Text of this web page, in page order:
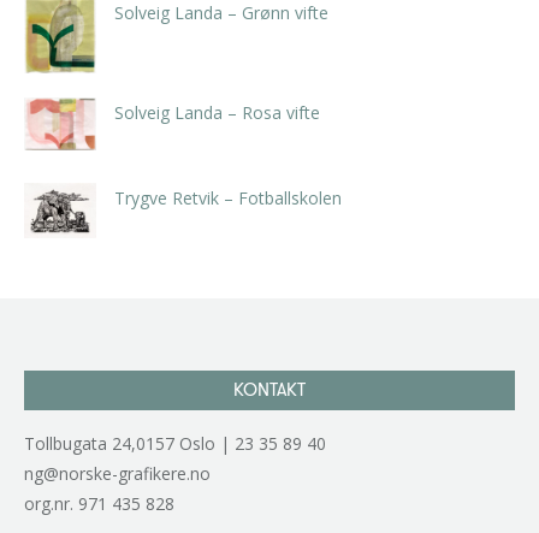
Solveig Landa – Grønn vifte
Solveig Landa – Rosa vifte
Trygve Retvik – Fotballskolen
KONTAKT
Tollbugata 24,0157 Oslo | 23 35 89 40
ng@norske-grafikere.no
org.nr. 971 435 828